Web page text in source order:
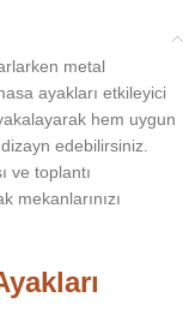
metal
ayakları etkileyici
hem uygun
edebilirsiniz.
ve toplantı
mekanlarınızı